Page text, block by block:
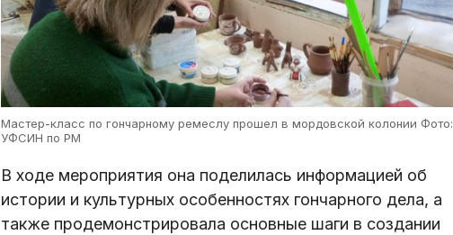
Мастер-класс по гончарному ремеслу прошел в мордовской колонии Фото:
УФСИН по РМ
В ходе мероприятия она поделилась информацией об
истории и культурных особенностях гончарного дела, а
также продемонстрировала основные шаги в создании